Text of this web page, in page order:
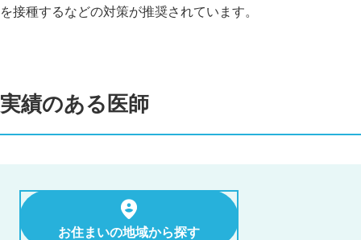
を接種するなどの対策が推奨されています。
実績のある医師
お住まいの地域から探す